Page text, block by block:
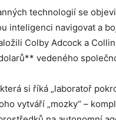
technologií se
inteligenci navigovat a
Colby Adcock a
vedeného
si říká „laboratoř
vytváří „mozky“ –